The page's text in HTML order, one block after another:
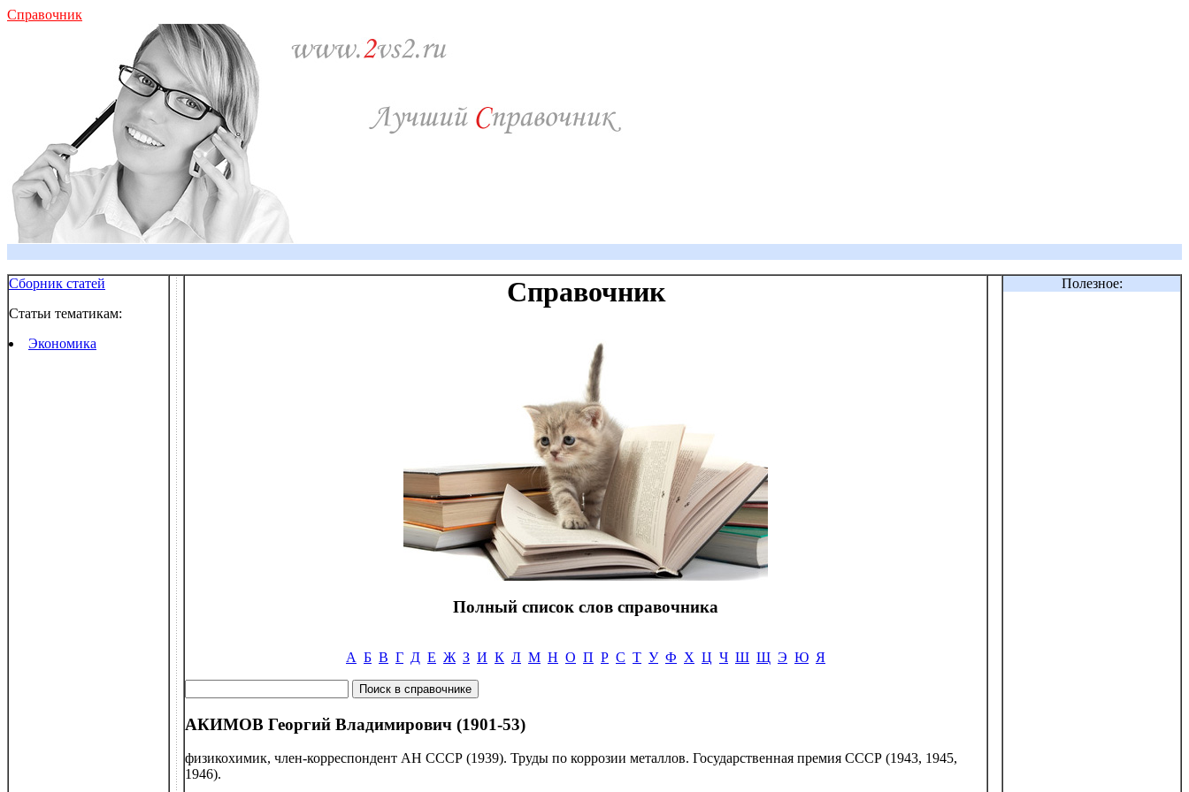
Справочник
Сборник статей
Статьи тематикам:
Экономика
Справочник
Полный список слов справочника
А Б В Г Д Е Ж З И К Л М Н О П Р С Т У Ф Х Ц Ч Ш Щ Э Ю Я
АКИМОВ Георгий Владимирович (1901-53)
физикохимик, член-корреспондент АН СССР (1939). Труды по коррозии металлов. Государственная премия СССР (1943, 1945,
1946).
Полезное: